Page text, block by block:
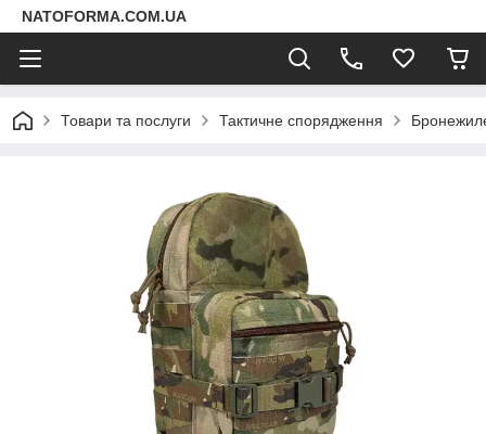
NATOFORMA.COM.UA
Товари та послуги Тактичне спорядження